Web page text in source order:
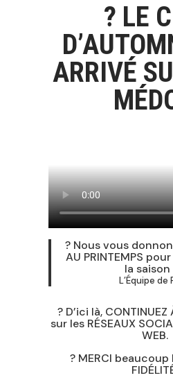
? LE
ARRIVÉ
? Nous vous
AU PRINTEMPS
la saison
L’Équipe de
? D’ici là, CONTINUEZ
sur les RÉSEAUX
WEB.
? MERCI beaucoup